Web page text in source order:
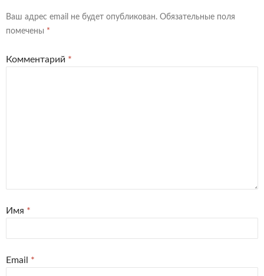
Ваш адрес email не будет опубликован. Обязательные поля
помечены *
Комментарий *
Имя *
Email *